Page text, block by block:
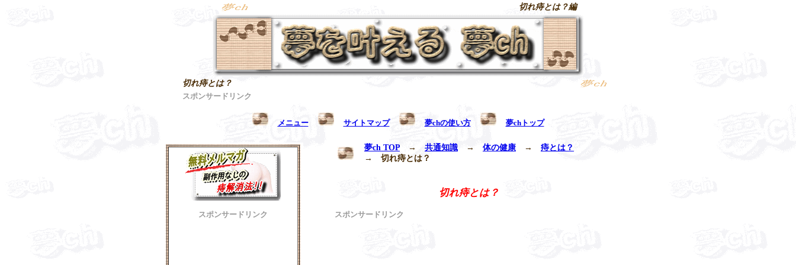
切れ痔とは？編
切れ痔とは？
スポンサードリンク
メニュー サイトマップ 夢chの使い方 夢chトップ
夢ch TOP→ 共通知識 → 体の健康 → 痔とは？
→ 切れ痔とは ？
切れ痔とは？
スポンサードリンク
スポンサードリンク